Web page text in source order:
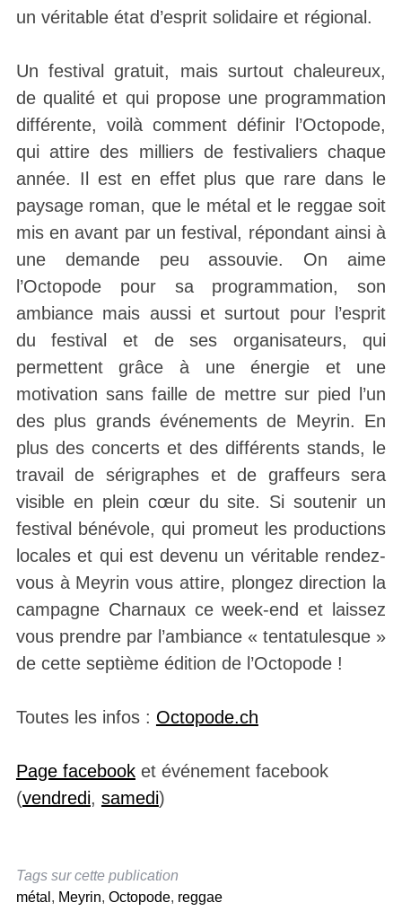
un véritable état d’esprit solidaire et régional.
Un festival gratuit, mais surtout chaleureux,
de qualité et qui propose une programmation
différente, voilà comment définir l’Octopode,
qui attire des milliers de festivaliers chaque
année. Il est en effet plus que rare dans le
paysage roman, que le métal et le reggae soit
mis en avant par un festival, répondant ainsi à
une demande peu assouvie. On aime
l’Octopode pour sa programmation, son
ambiance mais aussi et surtout pour l’esprit
du festival et de ses organisateurs, qui
permettent grâce à une énergie et une
motivation sans faille de mettre sur pied l’un
des plus grands événements de Meyrin. En
plus des concerts et des différents stands, le
travail de sérigraphes et de graffeurs sera
visible en plein cœur du site. Si soutenir un
festival bénévole, qui promeut les productions
locales et qui est devenu un véritable rendez-
vous à Meyrin vous attire, plongez direction la
campagne Charnaux ce week-end et laissez
vous prendre par l’ambiance « tentatulesque »
de cette septième édition de l’Octopode !
Toutes les infos : Octopode.ch
Page facebooket événement facebook
(vendredi, samedi)
Tags sur cette publication
métal , Meyrin, Octopode, reggae